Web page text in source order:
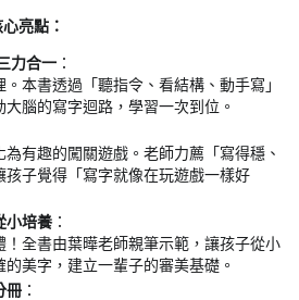
亮點：
力合一 ：
本書透過「聽指令、看結構、動手寫」
腦的寫字迴路，學習一次到位。
有趣的闖關遊戲。老師力薦「寫得穩、
孩子覺得「寫字就像在玩遊戲一樣好
小培養 ：
！全書由葉曄老師親筆示範，讓孩子從小
美字，建立一輩子的審美基礎。
冊 ：